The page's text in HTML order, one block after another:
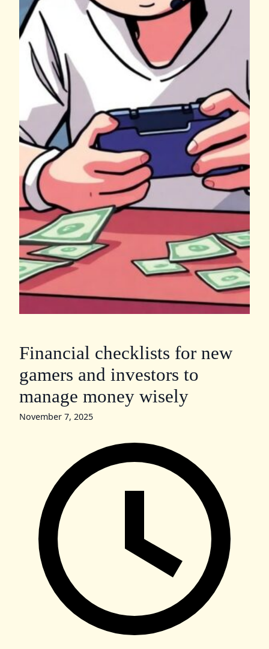
Financial checklists for new
gamers and investors to
manage money wisely
November 7, 2025